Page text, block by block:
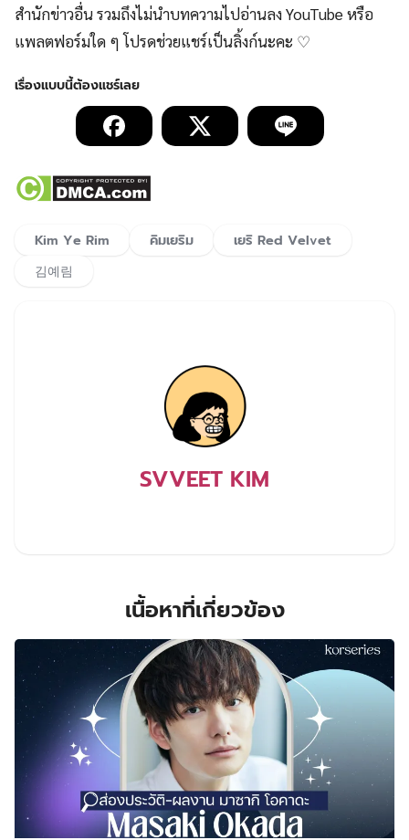
สำนักข่าวอื่น รวมถึงไม่นำบทความไปอ่านลง YouTube หรือ
แพลตฟอร์มใด ๆ โปรดช่วยแชร์เป็นลิ้งก์นะคะ ♡
Kim Ye Rim คิมเยริม
เยริ Red Velvet
김예림
SVVEET KIM
เนื้อหาที่เกี่ยวข้อง